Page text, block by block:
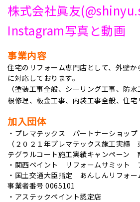
株式会社眞友
Instagram写真と動画
事業内容
住宅のリフォーム専門店として、外壁
に対応しております。
（塗装工事全般、シーリング工事、防
根修理、板金工事、内装工事全般、住宅
加入団体
・プレマテックス パートナーショッ
（２０２１年プレマテックス施工実
テグラルコート施工実績キャンペーン
・関西ペイント リフォームサミット
・国土交通大臣指定 あんしんリフォ
事業者番号 0065101
・アステックペイント認定店